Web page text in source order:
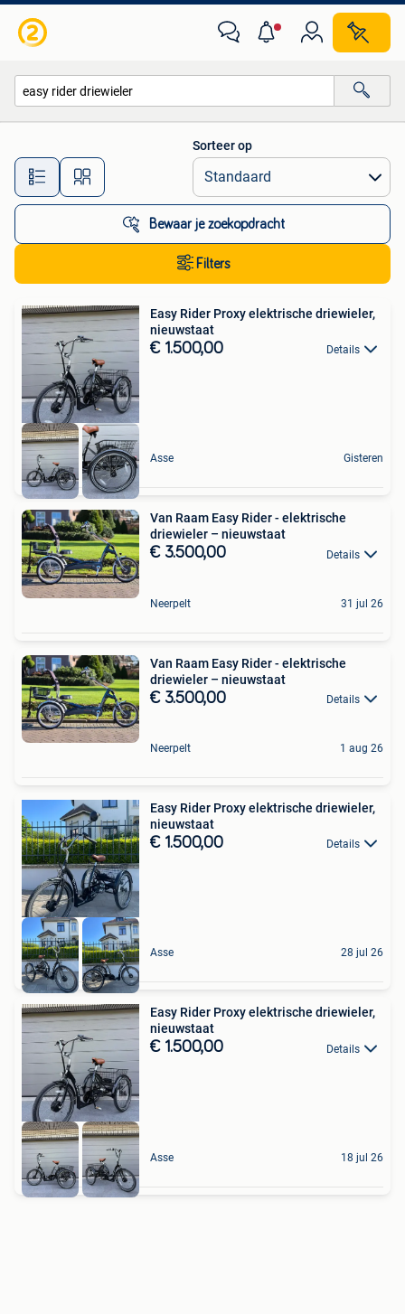
Alle afstanden…
Sorteer op
Bewaar je zoekopdracht
Filters
Easy Rider Proxy elektrische driewieler,
nieuwstaat
€ 1.500,00 Details
Asse Gisteren
Van Raam Easy Rider - elektrische
driewieler – nieuwstaat
€ 3.500,00 Details
Neerpelt 31 jul 26
Van Raam Easy Rider - elektrische
driewieler – nieuwstaat
€ 3.500,00 Details
Neerpelt 1 aug 26
Easy Rider Proxy elektrische driewieler,
nieuwstaat
€ 1.500,00 Details
Asse 28 jul 26
Easy Rider Proxy elektrische driewieler,
nieuwstaat
€ 1.500,00 Details
Asse 18 jul 26